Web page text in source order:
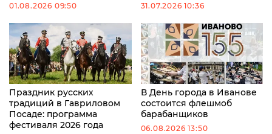
01.08.2026 09:50 31.07.2026 10:36
Праздник русских
традиций в Гавриловом
Посаде: программа
фестиваля 2026 года
В День города в Иванове
состоится флешмоб
барабанщиков
06.08.2026 13:50